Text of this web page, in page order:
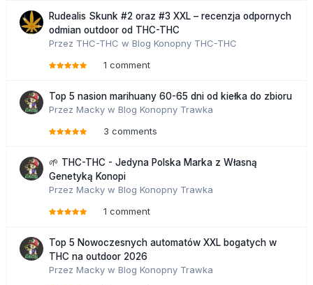
Rudealis Skunk #2 oraz #3 XXL – recenzja odpornych
odmian outdoor od THC-THC
Przez THC-THC w Blog Konopny THC-THC
1 comment
Top 5 nasion marihuany 60-65 dni od kiełka do zbioru
Przez Macky w Blog Konopny Trawka
3 comments
🌱 THC-THC - Jedyna Polska Marka z Własną
Genetyką Konopi
Przez Macky w Blog Konopny Trawka
1 comment
Top 5 Nowoczesnych automatów XXL bogatych w
THC na outdoor 2026
Przez Macky w Blog Konopny Trawka